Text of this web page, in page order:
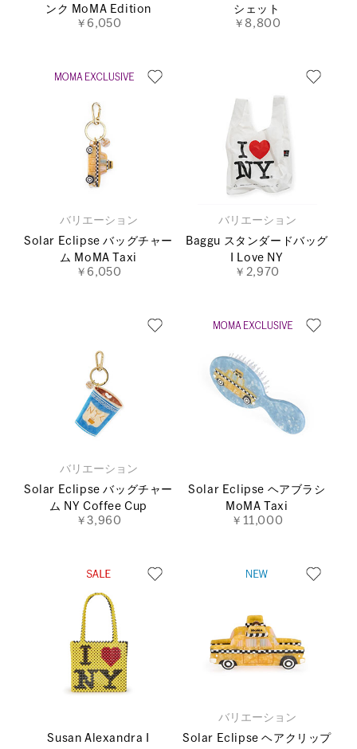
ンク MoMA Edition
￥6,050
シェット
￥8,800
バリエーション
Solar Eclipse バッグチャー
ム MoMA Taxi
￥6,050
バリエーション
Baggu スタンダードバッグ
I Love NY
￥2,970
バリエーション
Solar Eclipse バッグチャー
ム NY Coffee Cup
￥3,960
Solar Eclipse ヘアブラシ
MoMA Taxi
￥11,000
Susan Alexandra I
バリエーション
Solar Eclipse ヘアクリップ